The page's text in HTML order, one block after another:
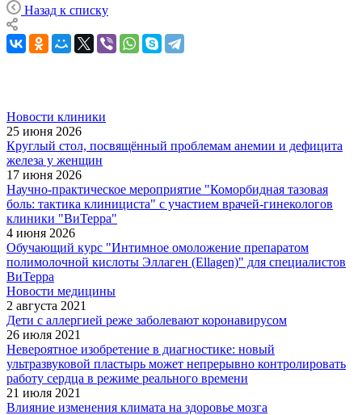
Назад к списку
Новости клиники
25 июня 2026
Круглый стол, посвящённый проблемам анемии и дефицита
железа у женщин
17 июня 2026
Научно-практическое мероприятие "Коморбидная тазовая
боль: тактика клинициста" с участием врачей-гинекологов
клиники "ВиТерра"
4 июня 2026
Обучающий курс "Интимное омоложение препаратом
полимолочной кислоты Эллаген (Ellagen)" для специалистов
ВиТерра
Новости медицины
2 августа 2021
Дети с аллергией реже заболевают коронавирусом
26 июля 2021
Невероятное изобретение в диагностике: новый
ультразвуковой пластырь может непрерывно контролировать
работу сердца в режиме реального времени
21 июля 2021
Влияние изменения климата на здоровье мозга